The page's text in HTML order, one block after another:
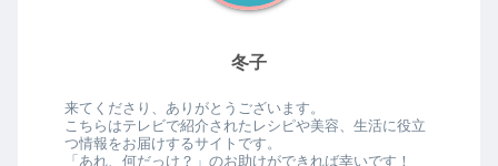
冬子
来てくださり、ありがとうございます。
こちらはテレビで紹介されたレシピや美容、生活に役立
つ情報をお届けするサイトです。
「あれ、何だっけ？」のお助けができれば幸いです！